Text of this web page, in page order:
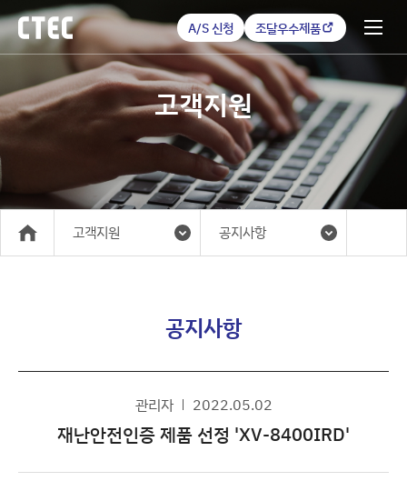
A/S 신청 조달우수제품
고객지원
메인 고객지원 공지사항
공지사항
관리자 2022.05.02
재난안전인증 제품 선정 'XV-8400IRD'